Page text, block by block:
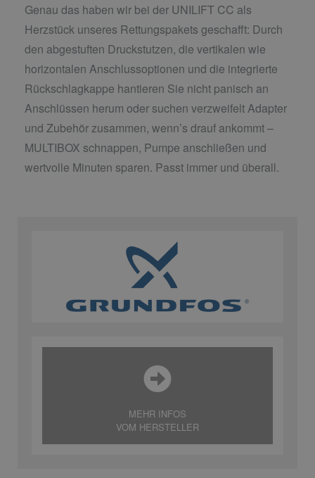
Genau das haben wir bei der UNILIFT CC als
Herzstück unseres Rettungspakets geschafft: Durch
den abgestuften Druckstutzen, die vertikalen wie
horizontalen Anschlussoptionen und die integrierte
Rückschlagkappe hantieren Sie nicht panisch an
Anschlüssen herum oder suchen verzweifelt Adapter
und Zubehör zusammen, wenn’s drauf ankommt –
MULTIBOX schnappen, Pumpe anschließen und
wertvolle Minuten sparen. Passt immer und überall.
MEHR INFOS
VOM HERSTELLER